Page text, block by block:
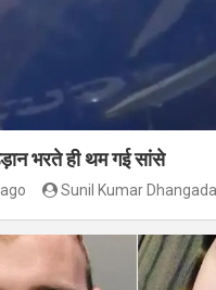
भरते ही थम गई सांसे
Sunil Kumar